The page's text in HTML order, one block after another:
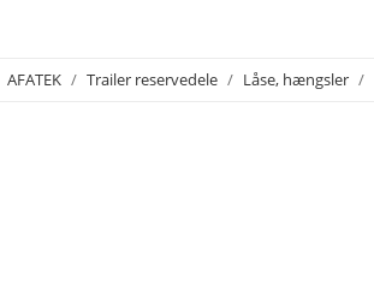
AFATEK Trailer reservedele Låse, hængsler